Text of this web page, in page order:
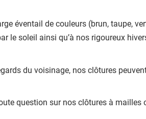
éventail de couleurs (brun, taupe,
le soleil ainsi qu’à nos rigoureux
du voisinage, nos clôtures
question sur nos clôtures à